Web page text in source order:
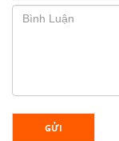
GỬI